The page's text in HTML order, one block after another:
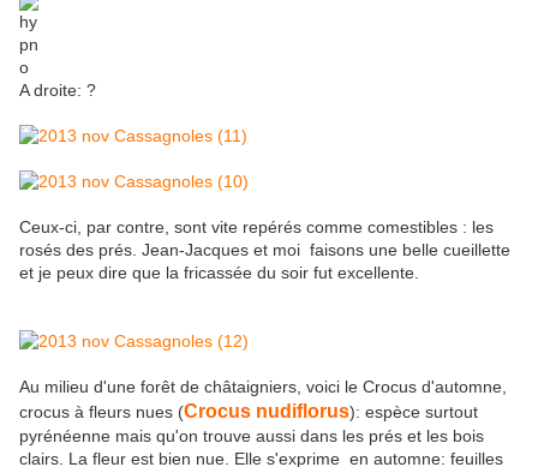
A droite: ?
Ceux-ci, par contre, sont vite repérés comme comestibles : les
rosés des prés. Jean-Jacques et moi faisons une belle cueillette
et je peux dire que la fricassée du soir fut excellente.
Au milieu d'une forêt de châtaigniers, voici le Crocus d'automne,
crocus à fleurs nues (Crocus nudiflorus): espèce surtout
pyrénéenne mais qu'on trouve aussi dans les prés et les bois
clairs. La fleur est bien nue. Elle s'exprime en automne: feuilles